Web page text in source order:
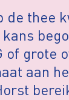
de thee
of grote
aan